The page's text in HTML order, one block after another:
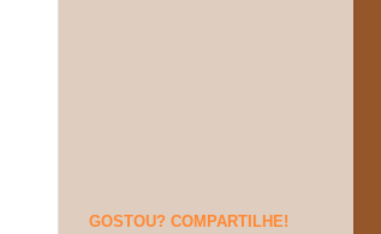
GOSTOU? COMPARTILHE!